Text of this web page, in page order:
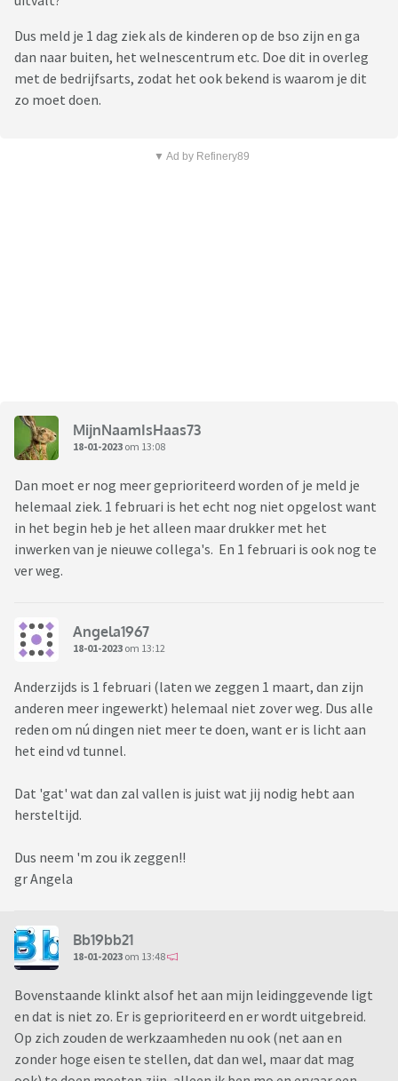
Dus meld je 1 dag ziek als de kinderen op de bso zijn en ga
dan naar buiten, het welnescentrum etc. Doe dit in overleg
met de bedrijfsarts, zodat het ook bekend is waarom je dit
zo moet doen.
▼ Ad by Refinery89
MijnNaamIsHaas73
18-01-2023 om 13:08
Dan moet er nog meer geprioriteerd worden of je meld je
helemaal ziek. 1 februari is het echt nog niet opgelost want
in het begin heb je het alleen maar drukker met het
inwerken van je nieuwe collega's. En 1 februari is ook nog te
ver weg.
Angela1967
18-01-2023 om 13:12
Anderzijds is 1 februari (laten we zeggen 1 maart, dan zijn
anderen meer ingewerkt) helemaal niet zover weg. Dus alle
reden om nú dingen niet meer te doen, want er is licht aan
het eind vd tunnel.
Dat 'gat' wat dan zal vallen is juist wat jij nodig hebt aan
hersteltijd.
Dus neem 'm zou ik zeggen!!
gr Angela
Bb19bb21
18-01-2023 om 13:48
Bovenstaande klinkt alsof het aan mijn leidinggevende ligt
en dat is niet zo. Er is geprioriteerd en er wordt uitgebreid.
Op zich zouden de werkzaamheden nu ook (net aan en
zonder hoge eisen te stellen, dat dan wel, maar dat mag